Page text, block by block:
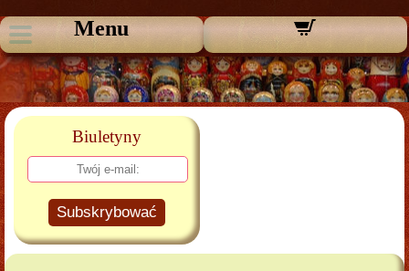
Menu
Biuletyny
Subskrybować